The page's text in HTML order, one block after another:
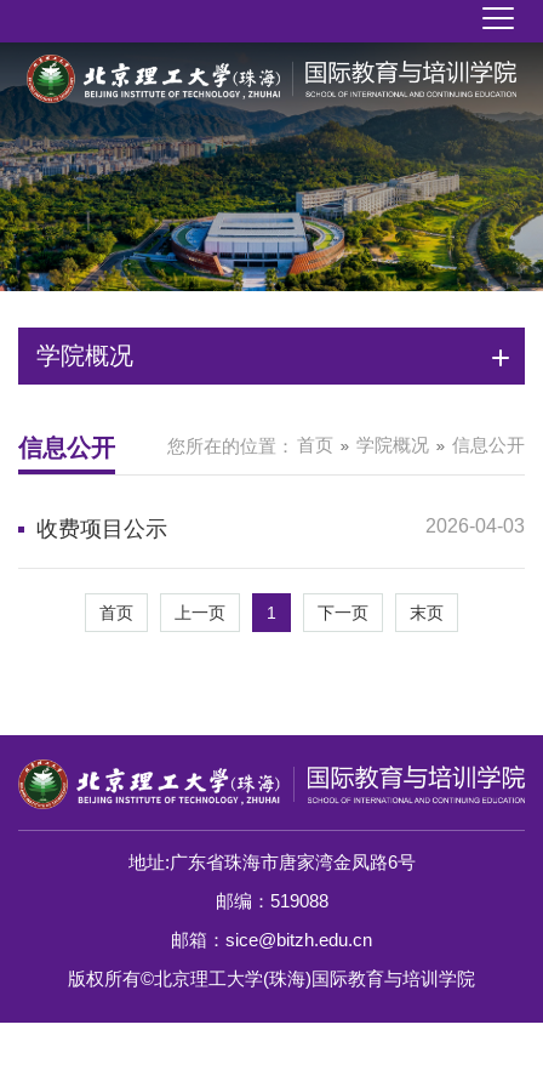
学院概况
您所在的位置： 首页 学院概况 信息公开
信息公开
收费项目公示 2026-04-03
首页 上一页 1 下一页 末页
地址:广东省珠海市唐家湾金凤路6号
邮编：519088
邮箱：sice@bitzh.edu.cn
版权所有©北京理工大学(珠海)国际教育与培训学院